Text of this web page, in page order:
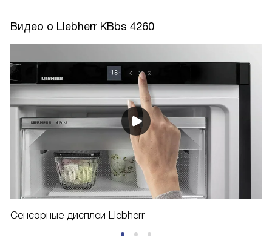
Видео о Liebherr KBbs 4260
Сенсорные дисплеи Liebherr